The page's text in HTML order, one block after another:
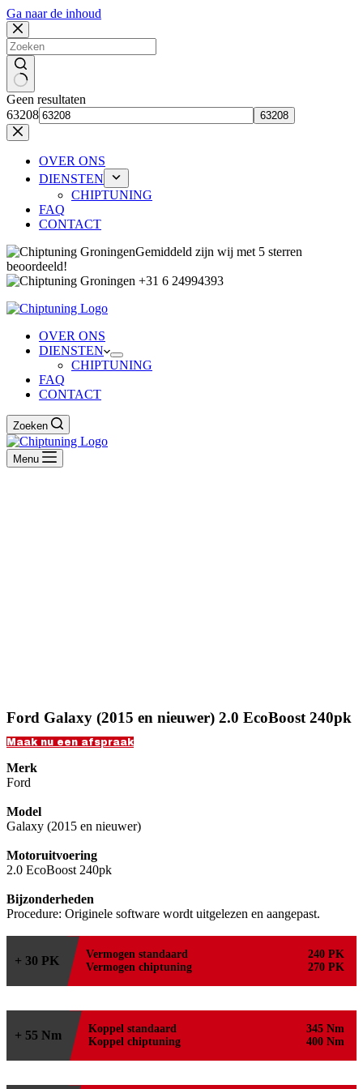
Ga naar de inhoud
Geen resultaten
63208
OVER ONS
DIENSTEN
CHIPTUNING
FAQ
CONTACT
Gemiddeld zijn wij met 5 sterren
beoordeeld!
+31 6 24994393
OVER ONS
DIENSTEN
CHIPTUNING
FAQ
CONTACT
Zoeken
Menu
Ford Galaxy (2015 en nieuwer) 2.0 EcoBoost 240pk
Maak nu een afspraak
Merk
Ford
Model
Galaxy (2015 en nieuwer)
Motoruitvoering
2.0 EcoBoost 240pk
Bijzonderheden
Procedure: Originele software wordt uitgelezen en aangepast.
+ 30 PK Vermogen standaard
240 PK
Vermogen chiptuning
270 PK
+ 55 Nm Koppel standaard
345 Nm
Koppel chiptuning
400 Nm